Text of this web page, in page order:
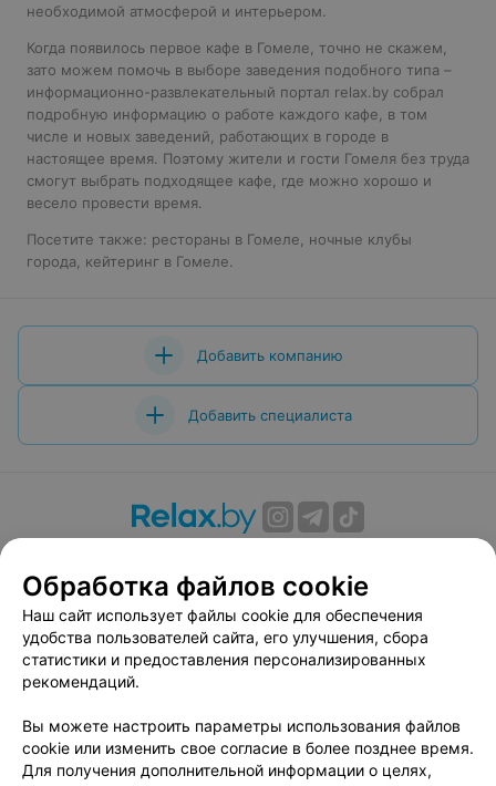
необходимой атмосферой и интерьером.
Когда появилось первое кафе в Гомеле, точно не скажем,
зато можем помочь в выборе заведения подобного типа –
информационно-развлекательный портал relax.by собрал
подробную информацию о работе каждого кафе, в том
числе и новых заведений, работающих в городе в
настоящее время. Поэтому жители и гости Гомеля без труда
смогут выбрать подходящее кафе, где можно хорошо и
весело провести время.
Посетите также: рестораны в Гомеле
ночные клубы
города
кейтеринг в Гомеле.
Добавить компанию
Добавить специалиста
Вакансии
Публичный договор
Способы оплаты
Публичный договор по использованию сервиса
«Афиша»
Пользовательское соглашение
Связаться по вопросам сотрудничества
Написать руководителю relax.by
Обработка файлов cookie
Наш сайт использует файлы cookie для обеспечения
удобства пользователей сайта, его улучшения, сбора
статистики и предоставления персонализированных
рекомендаций.
Вы можете настроить параметры использования файлов
cookie или изменить свое согласие в более позднее время.
Для получения дополнительной информации о целях,